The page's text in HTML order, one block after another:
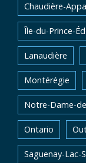
Chaudière-
Île-du-Prince-
Lanaudière
Montérégie
Notre-Dame-
Ontario
Saguenay-Lac-